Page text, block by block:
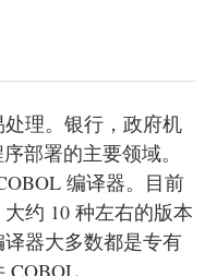
理。银行，政府机
部署的主要领域。
编译器。目前
约 10 种左右的版本
器大多数都是专有
。